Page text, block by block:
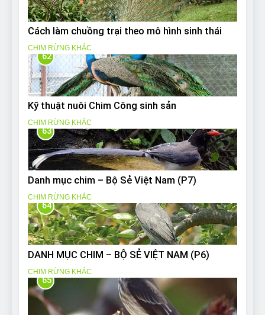
Cách làm chuồng trại theo mô hình sinh thái
CHIM RỪNG KHÁC
62
Kỹ thuật nuôi Chim Công sinh sản
CHIM RỪNG KHÁC
63
Danh mục chim – Bộ Sẻ Việt Nam (P7)
CHIM RỪNG KHÁC
64
DANH MỤC CHIM – BỘ SẺ VIỆT NAM (P6)
CHIM RỪNG KHÁC
65